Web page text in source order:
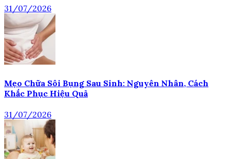
31/07/2026
Mẹo Chữa Sôi Bụng Sau Sinh: Nguyên Nhân, Cách
Khắc Phục Hiệu Quả
31/07/2026